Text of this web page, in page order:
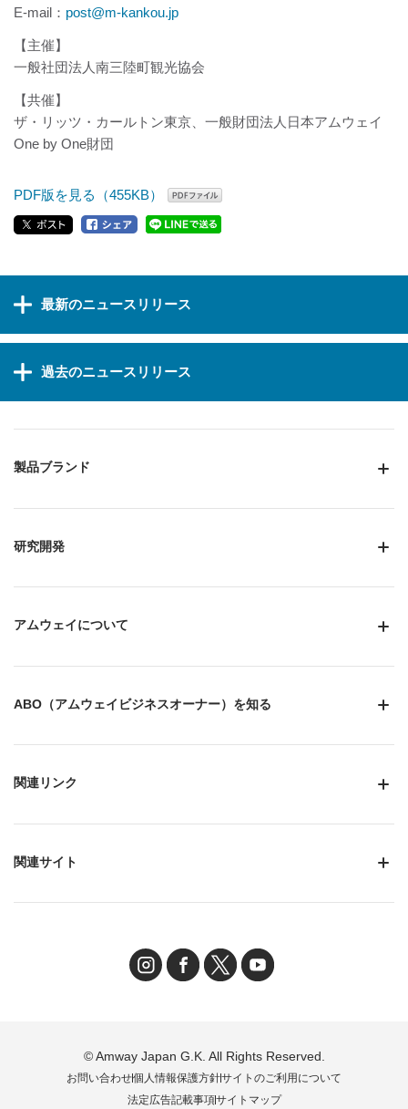
E-mail： post@m-kankou.jp
【主催】
一般社団法人南三陸町観光協会
【共催】
ザ・リッツ・カールトン東京、一般財団法人日本アムウェイ
One by One財団
PDF版を見る（455KB）
最新のニュースリリース
過去のニュースリリース
製品ブランド
研究開発
アムウェイについて
ABO（アムウェイビジネスオーナー）を知る
関連リンク
関連サイト
© Amway Japan G.K. All Rights Reserved.
お問い合わせ個人情報保護方針サイトのご利用について
法定広告記載事項サイトマップ